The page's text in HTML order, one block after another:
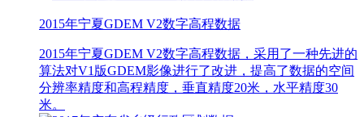
2015年宁夏GDEM V2数字高程数据
2015年宁夏GDEM V2数字高程数据，采用了一种先进的
算法对V1版GDEM影像进行了改进，提高了数据的空间
分辨率精度和高程精度，垂直精度20米，水平精度30
米。